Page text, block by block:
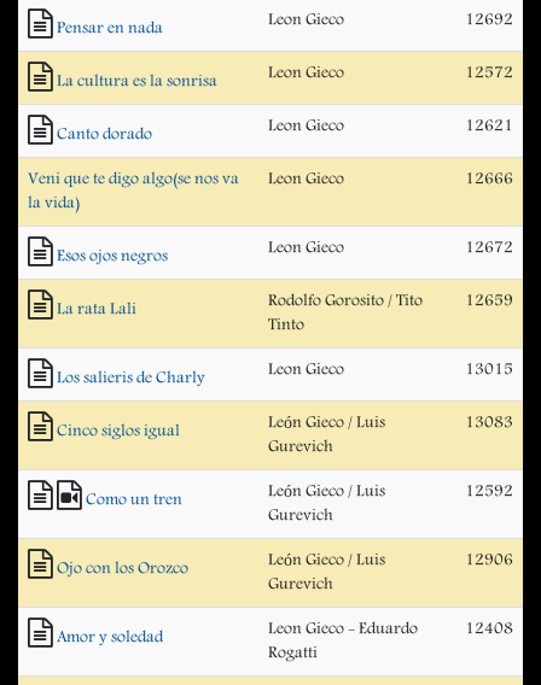
Pensar en nada Leon Gieco 12692
La cultura es la sonrisa Leon Gieco 12572
Canto dorado Leon Gieco 12621
Veni que te digo algo(se nos va
la vida)
Leon Gieco 12666
Esos ojos negros Leon Gieco 12672
La rata Lali
Rodolfo Gorosito / Tito
Tinto
12659
Los salieris de Charly Leon Gieco 13015
Cinco siglos igual
León Gieco / Luis
Gurevich
13083
Como un tren
León Gieco / Luis
Gurevich
12592
Ojo con los Orozco
León Gieco / Luis
Gurevich
12906
Amor y soledad
Leon Gieco - Eduardo
Rogatti
12408